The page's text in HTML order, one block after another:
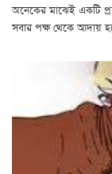
অনেকের মাঝেই একটি
সবার পক্ষ থেকে আদায়